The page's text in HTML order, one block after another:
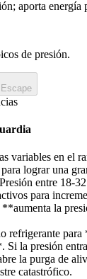
aporta energía
de presión.
variables en el
lograr una
entre 18-
para
la
refrigerante
Si la presión
la purga de
catastrófico.